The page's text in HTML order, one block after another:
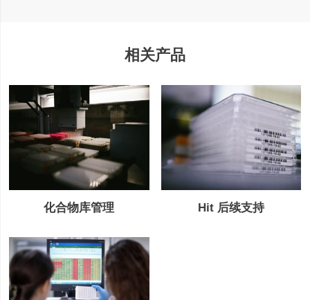
相关产品
化合物库管理 Hit 后续支持